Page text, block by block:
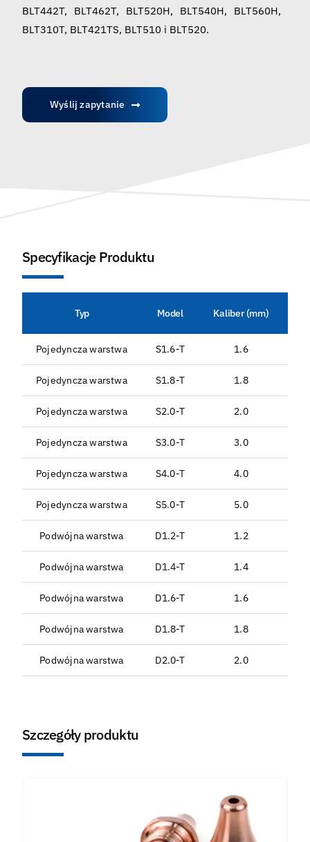
BLT442T, BLT462T, BLT520H, BLT540H, BLT560H,
BLT310T, BLT421TS, BLT510 i BLT520.
Wyślij zapytanie
Specyfikacje Produktu
Typ Model Kaliber (mm)
Pojedyncza warstwa S1.6-T 1.6
Pojedyncza warstwa S1.8-T 1.8
Pojedyncza warstwa S2.0-T 2.0
Pojedyncza warstwa S3.0-T 3.0
Pojedyncza warstwa S4.0-T 4.0
Pojedyncza warstwa S5.0-T 5.0
Podwójna warstwa D1.2-T 1.2
Podwójna warstwa D1.4-T 1.4
Podwójna warstwa D1.6-T 1.6
Podwójna warstwa D1.8-T 1.8
Podwójna warstwa D2.0-T 2.0
Szczegóły produktu